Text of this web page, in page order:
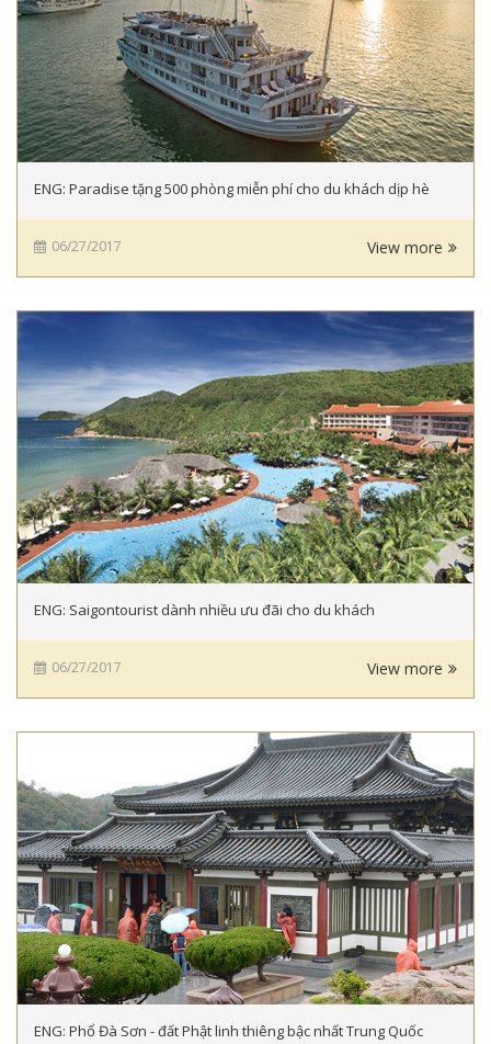
ENG: Paradise tặng 500 phòng miễn phí cho du khách dịp hè
06/27/2017 View more
ENG: Saigontourist dành nhiều ưu đãi cho du khách
06/27/2017 View more
ENG: Phổ Đà Sơn - đất Phật linh thiêng bậc nhất Trung Quốc